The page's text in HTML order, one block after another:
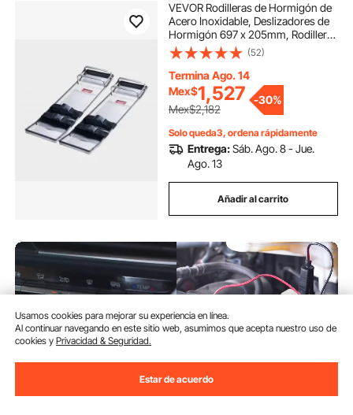
VEVOR Rodilleras de Hormigón de
Acero Inoxidable, Deslizadores de
Hormigón 697 x 205mm, Rodilleras
de Hormigón, Par de Deslizadores
Móviles, con Correas de Tabla para
Acabado de Cemento y Hormigón
(52)
Termina Ago. 14
Mex$1,527
Mex$2,182
-30%
Solo queda3, ordena rápidamente
Entrega:Sáb. Ago. 8 - Jue.
Ago. 13
Añadir al carrito
Usamos cookies para mejorar su experiencia en línea.
Al continuar navegando en este sitio web, asumimos que acepta nuestro uso de
cookies yPrivacidad & Seguridad.
Estar de acuerdo